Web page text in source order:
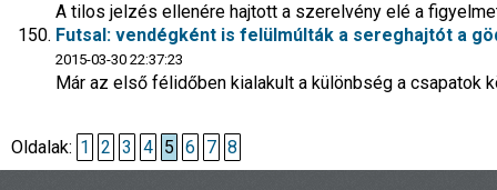
A tilos jelzés ellenére hajtott a szerelvény elé a
Futsal: vendégként is felülmúlták a sereghajtót a
2015-03-30 22:37:23
Már az első félidőben kialakult a különbség a csapatok
Oldalak: 1 2 3 4 5 6 7 8